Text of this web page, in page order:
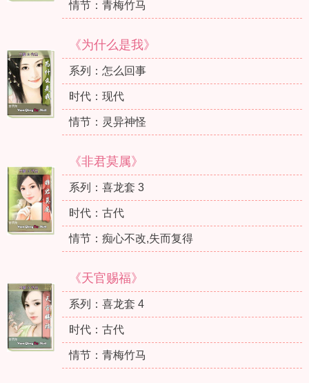
情节：青梅竹马
《为什么是我》
系列：怎么回事
时代：现代
情节：灵异神怪
《非君莫属》
系列：喜龙套 3
时代：古代
情节：痴心不改,失而复得
《天官赐福》
系列：喜龙套 4
时代：古代
情节：青梅竹马